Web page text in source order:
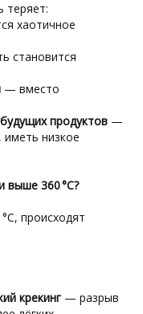
теряет:
хаотичное
становится
— вместо
продуктов —
иметь низкое
выше 360 °C?
происходят
крекинг — разрыв